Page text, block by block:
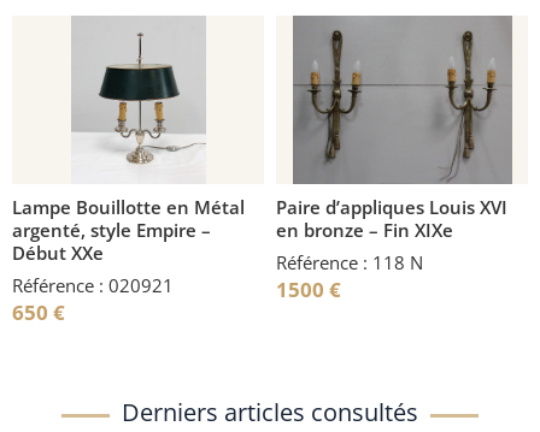
Lampe Bouillotte en Métal
argenté, style Empire –
Début XXe
Référence : 020921
650 €
Paire d’appliques Louis XVI
en bronze – Fin XIXe
Référence : 118 N
1500 €
Derniers articles consultés